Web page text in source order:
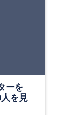
ーを
を見